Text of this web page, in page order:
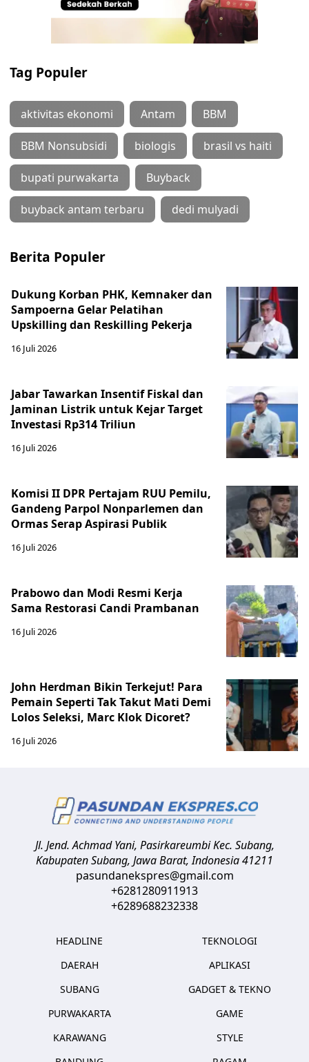
Tag Populer
aktivitas ekonomi Antam BBM
BBM Nonsubsidi biologis brasil vs haiti
bupati purwakarta Buyback
buyback antam terbaru dedi mulyadi
Berita Populer
Dukung Korban PHK, Kemnaker dan
Sampoerna Gelar Pelatihan
Upskilling dan Reskilling Pekerja
16 Juli 2026
Jabar Tawarkan Insentif Fiskal dan
Jaminan Listrik untuk Kejar Target
Investasi Rp314 Triliun
16 Juli 2026
Komisi II DPR Pertajam RUU Pemilu,
Gandeng Parpol Nonparlemen dan
Ormas Serap Aspirasi Publik
16 Juli 2026
Prabowo dan Modi Resmi Kerja
Sama Restorasi Candi Prambanan
16 Juli 2026
John Herdman Bikin Terkejut! Para
Pemain Seperti Tak Takut Mati Demi
Lolos Seleksi, Marc Klok Dicoret?
16 Juli 2026
Jl. Jend. Achmad Yani, Pasirkareumbi Kec. Subang,
Kabupaten Subang, Jawa Barat,Indonesia41211
pasundanekspres@gmail.com
+6281280911913
+6289688232338
HEADLINE
DAERAH
SUBANG
PURWAKARTA
KARAWANG
TEKNOLOGI
APLIKASI
GADGET & TEKNO
GAME
STYLE